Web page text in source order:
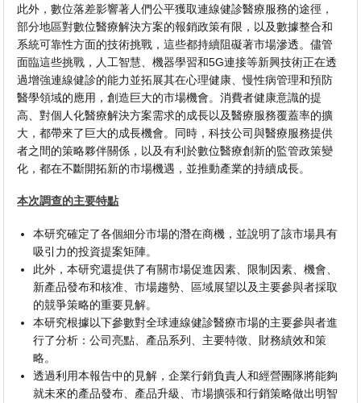
此外，數位落差影響著人們公平獲取連線健診醫療服務的途徑，
部分地區對數位醫療解決方案的報銷政策有限，以及數據整合和
系統可靠性方面的技術挑戰，這些都持續阻礙著市場滲透。儘管
面臨這些挑戰，人工智慧、機器學習和5G連接等新興技術正在透
過增強連線健診的能力並拓展其在心理健康、慢性病管理和預防
醫學領域的應用，創造巨大的市場機會。消費者健康意識的提
高、對個人化醫療解決方案需求的成長以及醫療服務覆蓋率的擴
大，都帶來了巨大的成長機會。同時，科技公司與醫療服務提供
者之間的策略夥伴關係，以及有利於數位醫療創新的監管政策變
化，都在不斷開拓新的市場機遇，並推動產業的持續成長。
本次調查的主要特點
本研究確定了各個細分市場的潛在商機，並說明了該市場具有
吸引力的投資提案矩陣。
此外，本研究還提供了有關市場促進因素、限制因素、機會、
新產品發布和核准、市場趨勢、區域展望以及主要參與者採取
的競爭策略的重要見解。
本研究根據以下參數對全球連線健診醫療市場的主要參與者進
行了分析：公司亮點、產品系列、主要特徵、財務績效和策
略。
透過利用本報告中的見解，企業行銷負責人和經營團隊將能夠
就未來的產品發布、產品升級、市場擴張和行銷策略做出明智